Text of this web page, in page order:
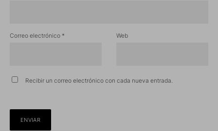
Correo electrónico * Web
Recibir un correo electrónico con cada nueva entrada.